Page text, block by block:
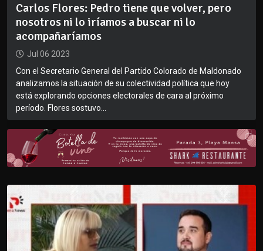
Carlos Flores: Pedro tiene que volver, pero
nosotros ni lo iríamos a buscar ni lo
acompañaríamos
Jul 06 2023
Con el Secretario General del Partido Colorado de Maldonado
analizamos la situación de su colectividad política que hoy
está explorando opciones electorales de cara al próximo
período. Flores sostuvo...